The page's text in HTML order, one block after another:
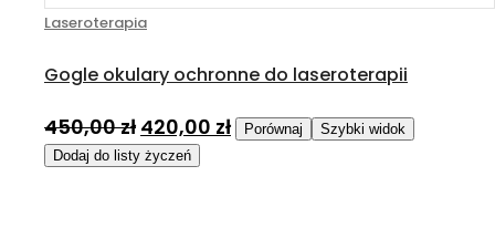
Laseroterapia
Gogle okulary ochronne do laseroterapii
450,00zł 420,00 zł Porównaj
Szybki widok
Dodaj do listy życzeń